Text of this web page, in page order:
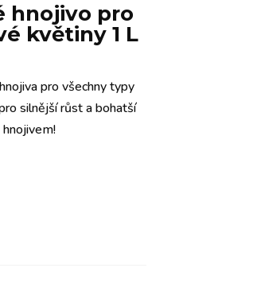
hnojivo pro
květiny 1 L
pro všechny typy
silnější růst a bohatší